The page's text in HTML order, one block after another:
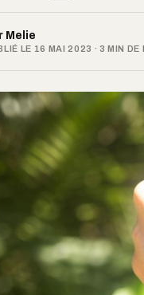
Melie
LE 16 MAI 2023 · 3 MIN DE